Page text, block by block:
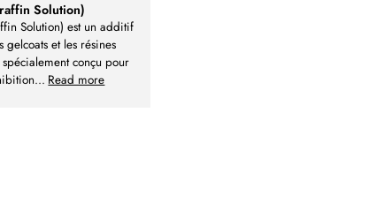
Solution)
Solution) est un additif
gelcoats et les résines
spécialement conçu pour
... Read more